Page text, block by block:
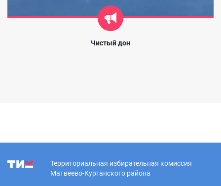
Чистый дон
Территориальная избирательная комиссия
Матвеево-Курганского района